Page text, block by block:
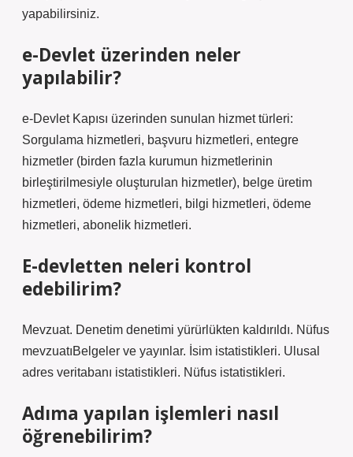
yapabilirsiniz.
e-Devlet üzerinden neler
yapılabilir?
e-Devlet Kapısı üzerinden sunulan hizmet türleri:
Sorgulama hizmetleri, başvuru hizmetleri, entegre
hizmetler (birden fazla kurumun hizmetlerinin
birleştirilmesiyle oluşturulan hizmetler), belge üretim
hizmetleri, ödeme hizmetleri, bilgi hizmetleri, ödeme
hizmetleri, abonelik hizmetleri.
E-devletten neleri kontrol
edebilirim?
Mevzuat. Denetim denetimi yürürlükten kaldırıldı. Nüfus
mevzuatıBelgeler ve yayınlar. İsim istatistikleri. Ulusal
adres veritabanı istatistikleri. Nüfus istatistikleri.
Adıma yapılan işlemleri nasıl
öğrenebilirim?